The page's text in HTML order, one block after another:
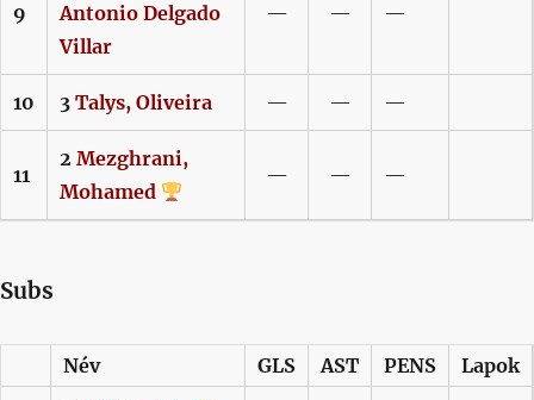
9
Antonio Delgado
Villar
— — —
10 3 Talys, Oliveira — — —
11
2 Mezghrani,
Mohamed
— — —
Subs
Név GLS AST PENS Lapok